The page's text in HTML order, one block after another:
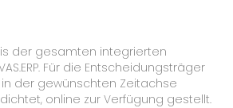
der gesamten integrierten
Für die Entscheidungsträger
der gewünschten Zeitachse
online zur Verfügung gestellt.